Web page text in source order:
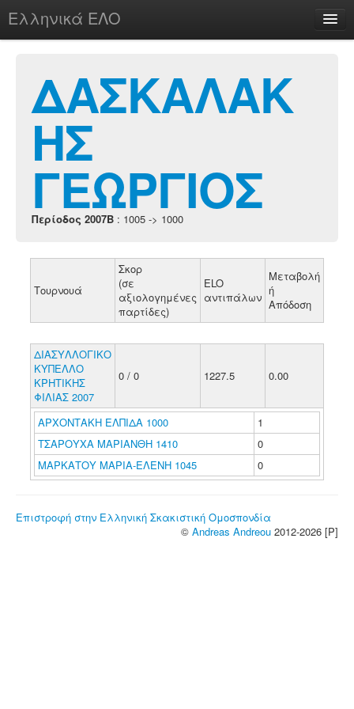
Ελληνικά ΕΛΟ
chesstu.be @ discord
Login
ΔΑΣΚΑΛΑΚ
ΗΣ
ΓΕΩΡΓΙΟΣ
Περίοδος 2007B : 1005 -> 1000
Τουρνουά
Σκορ
(σε
αξιολογημένες
παρτίδες)
ELO
αντιπάλων
Μεταβολή
ή
Απόδοση
ΔΙΑΣΥΛΛΟΓΙΚΟ
ΚΥΠΕΛΛΟ
ΚΡΗΤΙΚΗΣ
ΦΙΛΙΑΣ 2007
0 / 0 1227.5 0.00
ΑΡΧΟΝΤΑΚΗ ΕΛΠΙΔΑ 1000
1
ΤΣΑΡΟΥΧΑ ΜΑΡΙΑΝΘΗ 1410
0
ΜΑΡΚΑΤΟΥ ΜΑΡΙΑ-ΕΛΕΝΗ 1045
0
Επιστροφή στην Ελληνική Σκακιστική Ομοσπονδία
© Andreas Andreou 2012-2026 [P]